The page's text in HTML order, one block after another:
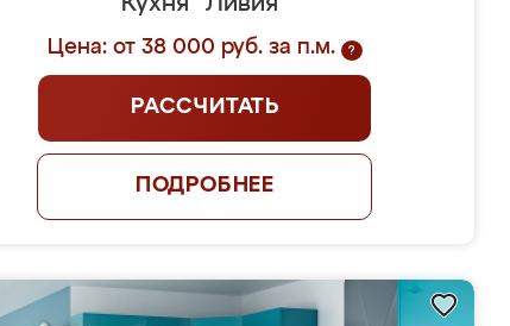
Цена: от 38 000 руб. за п.м. ?
РАССЧИТАТЬ
ПОДРОБНЕЕ